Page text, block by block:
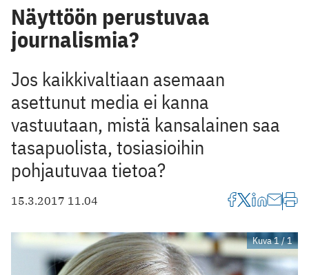
Näyttöön perustuvaa
journalismia?
Jos kaikkivaltiaan asemaan
asettunut media ei kanna
vastuutaan, mistä kansalainen saa
tasapuolista, tosiasioihin
pohjautuvaa tietoa?
15.3.2017 11.04
Kuva 1 / 1